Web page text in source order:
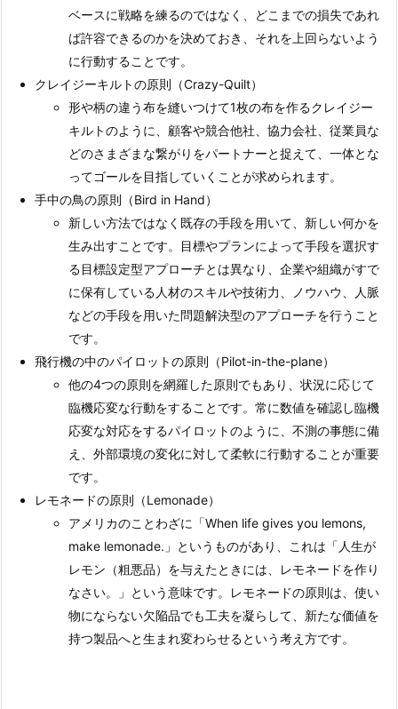
ベースに戦略を練るのではなく、どこまでの損失であれ
ば許容できるのかを決めておき、それを上回らないよう
に行動することです。
クレイジーキルトの原則（Crazy-Quilt）
形や柄の違う布を縫いつけて1枚の布を作るクレイジー
キルトのように、顧客や競合他社、協力会社、従業員な
どのさまざまな繋がりをパートナーと捉えて、一体とな
ってゴールを目指していくことが求められます。
手中の鳥の原則（Bird in Hand）
新しい方法ではなく既存の手段を用いて、新しい何かを
生み出すことです。目標やプランによって手段を選択す
る目標設定型アプローチとは異なり、企業や組織がすで
に保有している人材のスキルや技術力、ノウハウ、人脈
などの手段を用いた問題解決型のアプローチを行うこと
です。
飛行機の中のパイロットの原則（Pilot-in-the-plane）
他の4つの原則を網羅した原則でもあり、状況に応じて
臨機応変な行動をすることです。常に数値を確認し臨機
応変な対応をするパイロットのように、不測の事態に備
え、外部環境の変化に対して柔軟に行動することが重要
です。
レモネードの原則（Lemonade）
アメリカのことわざに「When life gives you lemons,
make lemonade.」というものがあり、これは「人生が
レモン（粗悪品）を与えたときには、レモネードを作り
なさい。」という意味です。レモネードの原則は、使い
物にならない欠陥品でも工夫を凝らして、新たな価値を
持つ製品へと生まれ変わらせるという考え方です。